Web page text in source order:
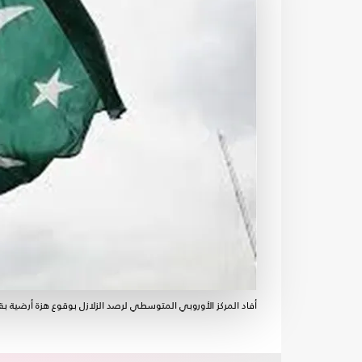
أفاد المركز الأوروبي المتوسطي لرصد الزلازل بوقوع هزة أرضية بقوة 5.4 درجة في باكستان صباح السبت -